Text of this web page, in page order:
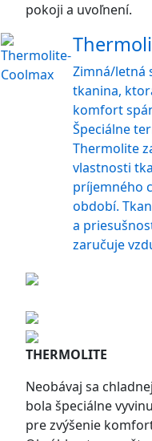
pokoji a uvoľnení.
Zimná/letná
tkanina,
komfort
Špeciálne
Thermolite
vlastnosti
príjemného
období.
a
zaručuje
THERMOLITE
Neobávaj sa
bola špeciálne
pre zvýšenie